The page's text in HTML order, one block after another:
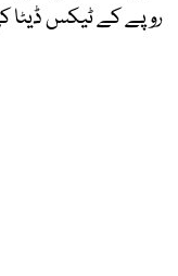
روپے کے ٹیکس